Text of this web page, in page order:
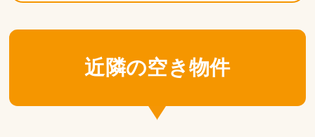
近隣の空き物件